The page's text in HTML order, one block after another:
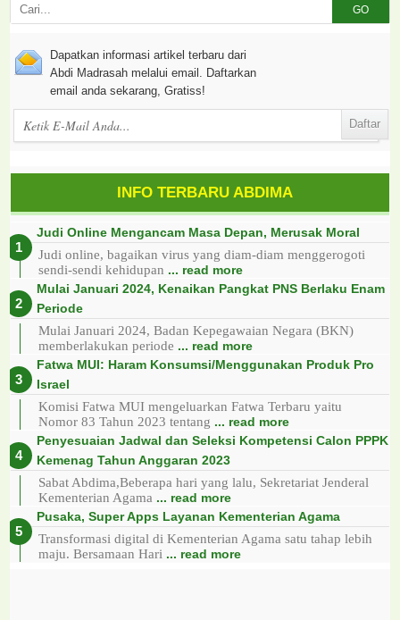
GO
Dapatkan informasi artikel terbaru dari
Abdi Madrasah melalui email. Daftarkan
email anda sekarang, Gratiss!
INFO TERBARU ABDIMA
Judi Online Mengancam Masa Depan, Merusak Moral
Judi online, bagaikan virus yang diam-diam menggerogoti
sendi-sendi kehidupan ... read more
Mulai Januari 2024, Kenaikan Pangkat PNS Berlaku Enam
Periode
Mulai Januari 2024, Badan Kepegawaian Negara (BKN)
memberlakukan periode ... read more
Fatwa MUI: Haram Konsumsi/Menggunakan Produk Pro
Israel
Komisi Fatwa MUI mengeluarkan Fatwa Terbaru yaitu
Nomor 83 Tahun 2023 tentang ... read more
Penyesuaian Jadwal dan Seleksi Kompetensi Calon PPPK
Kemenag Tahun Anggaran 2023
Sabat Abdima,Beberapa hari yang lalu, Sekretariat Jenderal
Kementerian Agama ... read more
Pusaka, Super Apps Layanan Kementerian Agama
Transformasi digital di Kementerian Agama satu tahap lebih
maju. Bersamaan Hari ... read more